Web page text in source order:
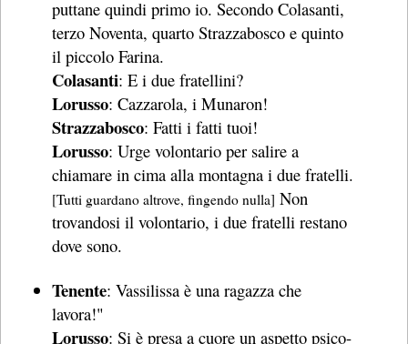
puttane quindi primo io. Secondo Colasanti,
terzo Noventa, quarto Strazzabosco e quinto
il piccolo Farina.
Colasanti: E i due fratellini?
Lorusso: Cazzarola, i Munaron!
Strazzabosco: Fatti i fatti tuoi!
Lorusso: Urge volontario per salire a
chiamare in cima alla montagna i due fratelli.
[Tutti guardano altrove, fingendo nulla] Non
trovandosi il volontario, i due fratelli restano
dove sono.
Tenente: Vassilissa è una ragazza che
lavora!"
Lorusso: Si è presa a cuore un aspetto psico-